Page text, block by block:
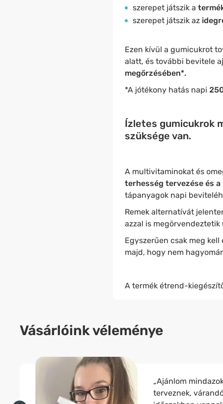
szerepet játszik a
szerepet játszik az
Ezen kívül a gumicukrot
alatt, és további bevitele
megőrzésében*.
*A jótékony hatás napi
Ízletes gumicukrok
szüksége van.
A multivitaminokat és
terhesség tervezése és
tápanyagok napi
Remek alternatívát
azzal is megörvendeztetik
Egyszerűen csak meg
majd, hogy nem
A termék étrend-
Vásárlóink véleménye
„Ajánlom
terveznek,